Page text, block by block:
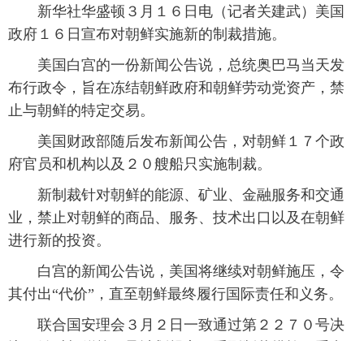
图片 视频 彩票
旅游 健康 信息化 数据
金融 公益
富媒体 新华广播
新华电视中文 新华电视英文 返回PC
新华社华盛顿３月１６日电（记者关建武）美国
政府１６日宣布对朝鲜实施新的制裁措施。
美国白宫的一份新闻公告说，总统奥巴马当天发
布行政令，旨在冻结朝鲜政府和朝鲜劳动党资产，禁
止与朝鲜的特定交易。
美国财政部随后发布新闻公告，对朝鲜１７个政
府官员和机构以及２０艘船只实施制裁。
新制裁针对朝鲜的能源、矿业、金融服务和交通
业，禁止对朝鲜的商品、服务、技术出口以及在朝鲜
进行新的投资。
白宫的新闻公告说，美国将继续对朝鲜施压，令
其付出“代价”，直至朝鲜最终履行国际责任和义务。
联合国安理会３月２日一致通过第２２７０号决